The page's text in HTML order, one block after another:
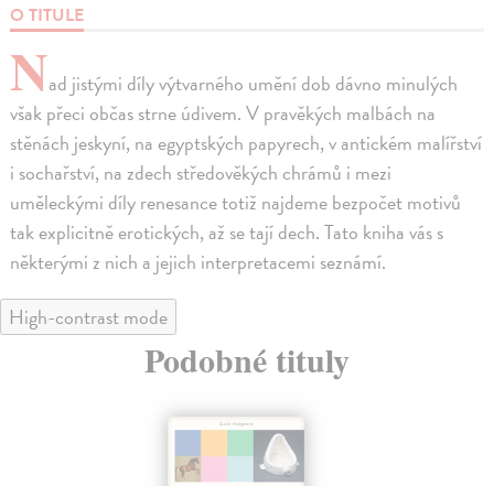
O TITULE
Nad jistými díly výtvarného umění dob dávno minulých
však přeci občas strne údivem. V pravěkých malbách na
stěnách jeskyní, na egyptských papyrech, v antickém malířství
i sochařství, na zdech středověkých chrámů i mezi
uměleckými díly renesance totiž najdeme bezpočet motivů
tak explicitně erotických, až se tají dech. Tato kniha vás s
některými z nich a jejich interpretacemi seznámí.
High-contrast mode
Podobné tituly